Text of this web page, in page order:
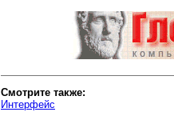
Смотрите также:
Интерфейс